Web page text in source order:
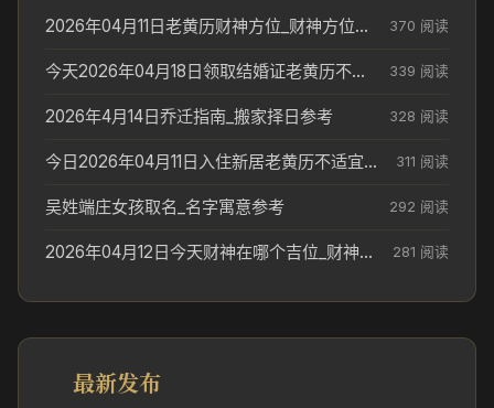
2026年04月11日老黄历财神方位_财神方位与供奉讲究 370 阅读
今天2026年04月18日领取结婚证老黄历不适合吗_领证日期参考 339 阅读
2026年4月14日乔迁指南_搬家择日参考 328 阅读
今日2026年04月11日入住新居老黄历不适宜吗_搬家择日参考 311 阅读
吴姓端庄女孩取名_名字寓意参考 292 阅读
2026年04月12日今天财神在哪个吉位_财神方位参考 281 阅读
最新发布